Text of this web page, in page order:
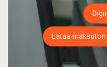
Lataa